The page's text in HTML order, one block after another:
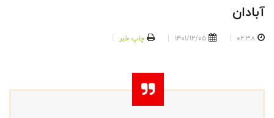
آبادان
02:38
1401/12/05 چاپ خبر